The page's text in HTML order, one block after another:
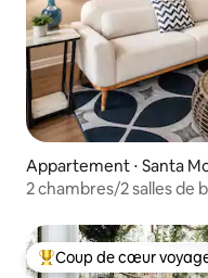
Appartement ⋅ Santa
2 chambres/2 salles de
Coups de cœur
Coup de cœur